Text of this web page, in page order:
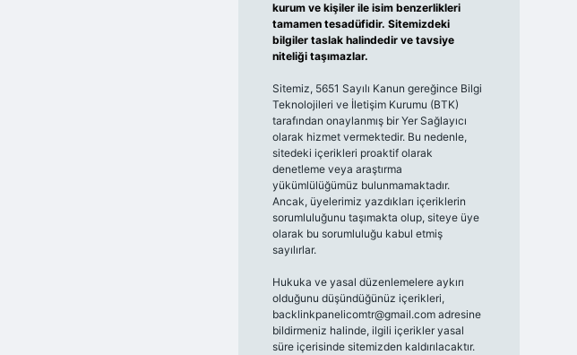
kurum ve kişiler ile isim benzerlikleri
tamamen tesadüfidir. Sitemizdeki
bilgiler taslak halindedir ve tavsiye
niteliği taşımazlar.
Sitemiz, 5651 Sayılı Kanun gereğince Bilgi
Teknolojileri ve İletişim Kurumu (BTK)
tarafından onaylanmış bir Yer Sağlayıcı
olarak hizmet vermektedir. Bu nedenle,
sitedeki içerikleri proaktif olarak
denetleme veya araştırma
yükümlülüğümüz bulunmamaktadır.
Ancak, üyelerimiz yazdıkları içeriklerin
sorumluluğunu taşımakta olup, siteye üye
olarak bu sorumluluğu kabul etmiş
sayılırlar.
Hukuka ve yasal düzenlemelere aykırı
olduğunu düşündüğünüz içerikleri,
backlinkpanelicomtr@gmail.comadresine
bildirmeniz halinde, ilgili içerikler yasal
süre içerisinde sitemizden kaldırılacaktır.